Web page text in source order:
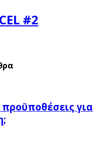
#2
προϋποθέσεις για